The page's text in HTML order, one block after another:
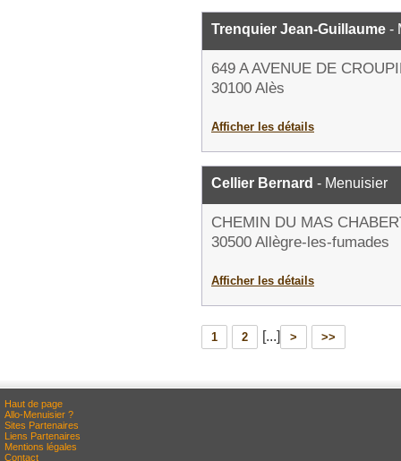
Trenquier Jean-Guillaume -
649 A AVENUE DE
30100 Alès
Afficher les détails
Cellier Bernard - Menuisier
CHEMIN DU MAS
30500 Allègre-les-fumades
Afficher les détails
1 2 [...] > >>
Haut de page
Allo-Menuisier ?
Sites Partenaires
Liens Partenaires
Mentions légales
Contact